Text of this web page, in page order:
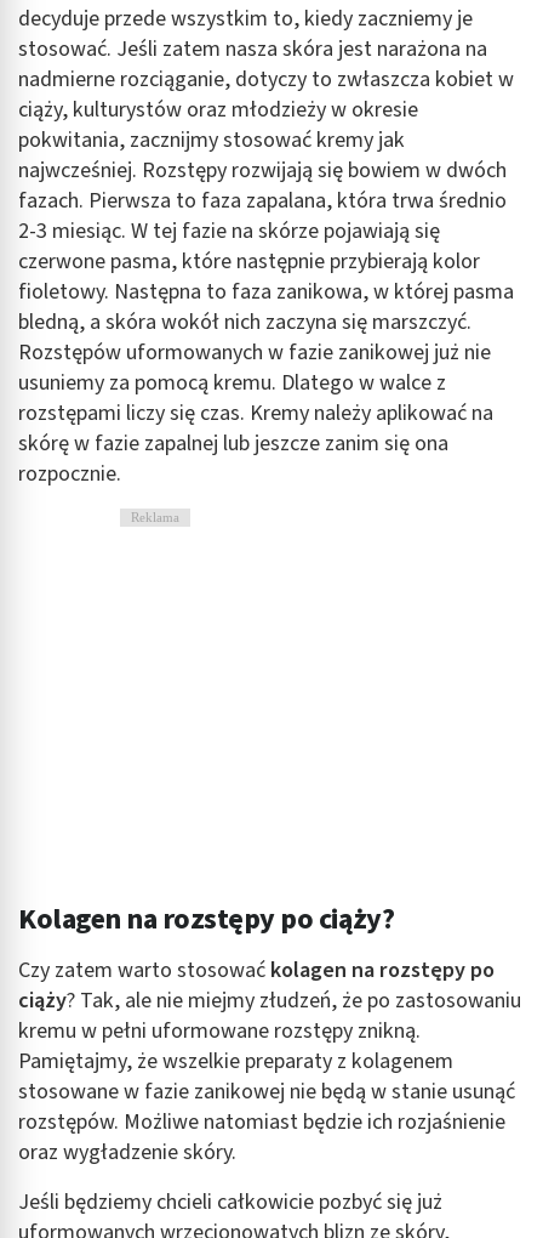
decyduje przede wszystkim to, kiedy zaczniemy je
stosować. Jeśli zatem nasza skóra jest narażona na
nadmierne rozciąganie, dotyczy to zwłaszcza kobiet w
ciąży, kulturystów oraz młodzieży w okresie
pokwitania, zacznijmy stosować kremy jak
najwcześniej. Rozstępy rozwijają się bowiem w dwóch
fazach. Pierwsza to faza zapalana, która trwa średnio
2-3 miesiąc. W tej fazie na skórze pojawiają się
czerwone pasma, które następnie przybierają kolor
fioletowy. Następna to faza zanikowa, w której pasma
bledną, a skóra wokół nich zaczyna się marszczyć.
Rozstępów uformowanych w fazie zanikowej już nie
usuniemy za pomocą kremu. Dlatego w walce z
rozstępami liczy się czas. Kremy należy aplikować na
skórę w fazie zapalnej lub jeszcze zanim się ona
rozpocznie.
Reklama
Kolagen na rozstępy po ciąży?
Czy zatem warto stosować kolagen na rozstępy po
ciąży? Tak, ale nie miejmy złudzeń, że po zastosowaniu
kremu w pełni uformowane rozstępy znikną.
Pamiętajmy, że wszelkie preparaty z kolagenem
stosowane w fazie zanikowej nie będą w stanie usunąć
rozstępów. Możliwe natomiast będzie ich rozjaśnienie
oraz wygładzenie skóry.
Jeśli będziemy chcieli całkowicie pozbyć się już
Identyfikowanie urządzeń na podstawie
aktywnie żądanych informacji
Cele przetwarzania inne niż IAB:
Niezbędne
Wydajność (Performance)
Reklama / śledzenie